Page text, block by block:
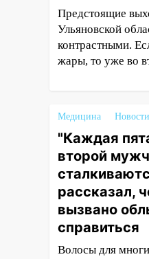
16:26 В
покажут
открытым
16:12
В
цифровой ПЦР
15:47
вернуть
«Рекорд-
15:34 После
прокуратуры
Ульяновской
в порядок
Предстоящие
Ульяновской
контрастными.
жары, то уже во
Медицина Новости
"Каждая
второй
рассказал,
вызвано
справиться
Волосы для